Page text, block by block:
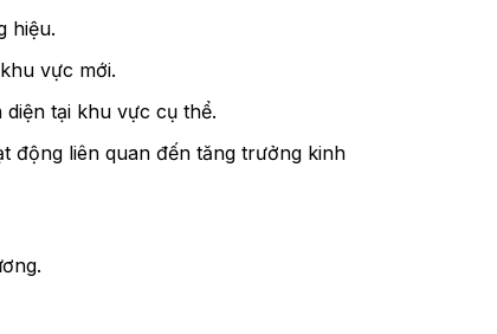
hiệu.
vực mới.
tại khu vực cụ thể.
động liên quan đến tăng trưởng kinh